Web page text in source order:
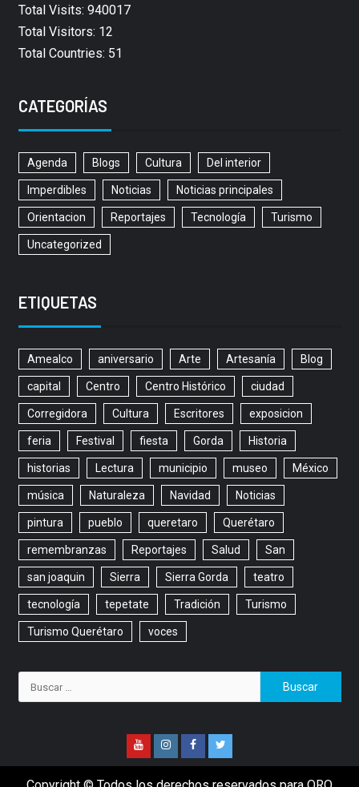
Total Visits: 940017
Total Visitors: 12
Total Countries: 51
CATEGORÍAS
Agenda Blogs Cultura Del interior
Imperdibles Noticias Noticias principales
Orientacion Reportajes Tecnología Turismo
Uncategorized
ETIQUETAS
Amealco aniversario Arte Artesanía Blog
capital Centro Centro Histórico ciudad
Corregidora Cultura Escritores exposicion
feria Festival fiesta Gorda Historia
historias Lectura municipio museo México
música Naturaleza Navidad Noticias
pintura pueblo queretaro Querétaro
remembranzas Reportajes Salud San
san joaquin Sierra Sierra Gorda teatro
tecnología tepetate Tradición Turismo
Turismo Querétaro voces